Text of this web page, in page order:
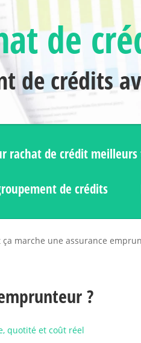
de
de crédits
rachat de crédit
de crédits
ça marche une assurance
?
quotité et coût réel